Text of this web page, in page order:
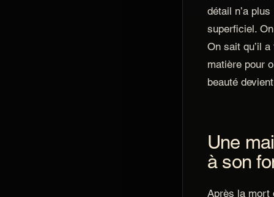
détail n’a
superficiel.
On sait qu’il
matière pour
beauté
Une
à son
Après la mort